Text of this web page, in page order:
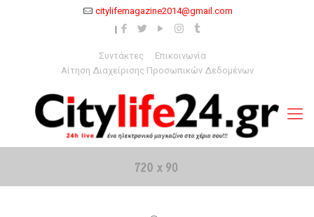
citylifemagazine2014@gmail.com
Συντάκτες
Επικοινωνία
Αίτηση Διαχείρισης Προσωπικών Δεδομένων